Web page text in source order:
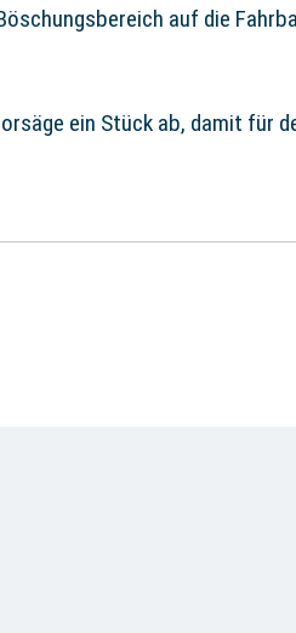
auf die
ein Stück ab, damit für